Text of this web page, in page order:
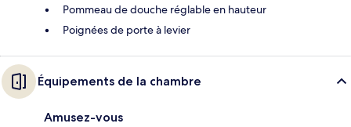
Pommeau de douche réglable en hauteur
Poignées de porte à levier
Équipements de la chambre
Amusez-vous